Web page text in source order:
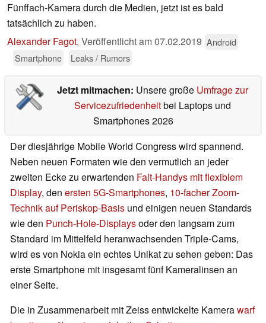
Fünffach-Kamera durch die Medien, jetzt ist es bald
tatsächlich zu haben.
Alexander Fagot, Veröffentlicht am07.02.2019 Android
Smartphone
Leaks / Rumors
Jetzt mitmachen: Unsere große Umfrage zur
Servicezufriedenheitbei Laptops und
Smartphones 2026
Der diesjährige Mobile World Congress wird spannend.
Neben neuen Formaten wie den vermutlich an jeder
zweiten Ecke zu erwartenden Falt-Handys mit flexiblem
Display, den ersten 5G-Smartphones, 10-facher Zoom-
Technik auf Periskop-Basis und einigen neuen Standards
wie den Punch-Hole-Displaysoder den langsam zum
Standard im Mittelfeld heranwachsenden Triple-Cams,
wird es von Nokia ein echtes Unikat zu sehen geben: Das
erste Smartphone mit insgesamt fünf Kameralinsen an
einer Seite.
Die in Zusammenarbeit mit Zeiss entwickelte Kamerawarf